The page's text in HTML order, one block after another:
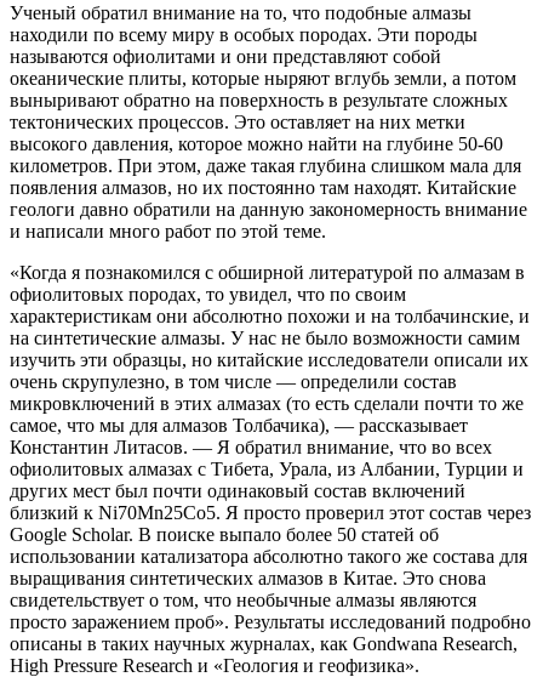
Ученый обратил внимание на то, что подобные алмазы
находили по всему миру в особых породах. Эти породы
называются офиолитами и они представляют собой
океанические плиты, которые ныряют вглубь земли, а потом
выныривают обратно на поверхность в результате сложных
тектонических процессов. Это оставляет на них метки
высокого давления, которое можно найти на глубине 50-60
километров. При этом, даже такая глубина слишком мала для
появления алмазов, но их постоянно там находят. Китайские
геологи давно обратили на данную закономерность внимание
и написали много работ по этой теме.
«Когда я познакомился с обширной литературой по алмазам в
офиолитовых породах, то увидел, что по своим
характеристикам они абсолютно похожи и на толбачинские, и
на синтетические алмазы. У нас не было возможности самим
изучить эти образцы, но китайские исследователи описали их
очень скрупулезно, в том числе — определили состав
микровключений в этих алмазах (то есть сделали почти то же
самое, что мы для алмазов Толбачика), — рассказывает
Константин Литасов. — Я обратил внимание, что во всех
офиолитовых алмазах с Тибета, Урала, из Албании, Турции и
других мест был почти одинаковый состав включений
близкий к Ni70Mn25Сo5. Я просто проверил этот состав через
Google Scholar. В поиске выпало более 50 статей об
использовании катализатора абсолютно такого же состава для
выращивания синтетических алмазов в Китае. Это снова
свидетельствует о том, что необычные алмазы являются
просто заражением проб». Результаты исследований подробно
описаны в таких научных журналах, как Gondwana Research,
High Pressure Research и «Геология и геофизика».